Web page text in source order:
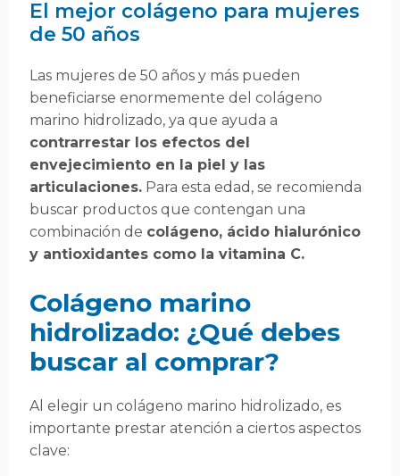
El mejor colágeno para mujeres
de 50 años
Las mujeres de 50 años y más pueden
beneficiarse enormemente del colágeno
marino hidrolizado, ya que ayuda a
contrarrestar los efectos del
envejecimiento en la piel y las
articulaciones.Para esta edad, se recomienda
buscar productos que contengan una
combinación de colágeno, ácido hialurónico
y antioxidantes como la vitamina C.
Colágeno marino
hidrolizado: ¿Qué debes
buscar al comprar?
Al elegir un colágeno marino hidrolizado, es
importante prestar atención a ciertos aspectos
clave: